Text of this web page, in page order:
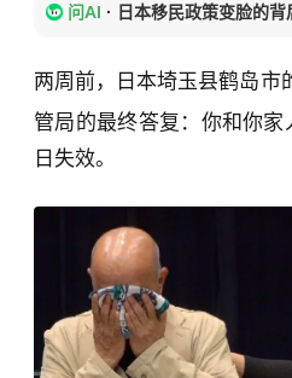
问AI · 日本移民政策变脸的背
两周前，日本埼玉县鹤岛市
管局的最终答复：你和你家
日失效。